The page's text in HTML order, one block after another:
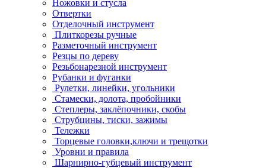
Ножовки и стусла
Отвертки
Отделочный инструмент
Плиткорезы ручные
Разметочный инструмент
Резцы по дереву
Резьбонарезной инструмент
Рубанки и фуганки
Рулетки, линейки, угольники
Стамески, долота, пробойники
Степлеры, заклёпочники, скобы
Струбцины, тиски, зажимы
Тележки
Торцевые головки,ключи и трещотки
Уровни и правила
Шарнирно-губцевый инструмент